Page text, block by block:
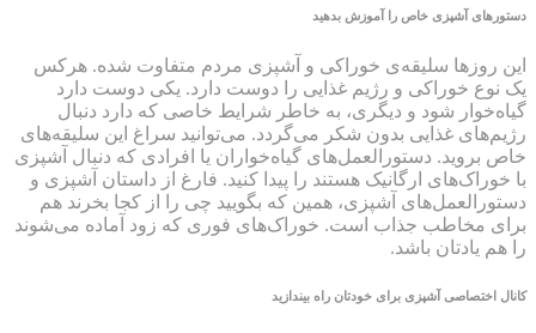
دستورهای آشپزی خاص را آموزش بدهید
این روزها سلیقه‌ی خوراکی و آشپزی مردم متفاوت شده. هرکس
یک نوع خوراکی و رژیم غذایی را دوست دارد. یکی دوست دارد
گیاه‌خوار شود و دیگری، به خاطر شرایط خاصی که دارد دنبال
رژیم‌های غذایی بدون شکر می‌گردد. می‌توانید سراغ این سلیقه‌های
خاص بروید. دستورالعمل‌های گیاه‌خواران یا افرادی که دنبال آشپزی
با خوراک‌های ارگانیک هستند را پیدا کنید. فارغ از داستان آشپزی و
دستورالعمل‌های آشپزی، همین که بگویید چی را از کجا بخرند هم
برای مخاطب جذاب است. خوراک‌های فوری که زود آماده می‌شوند
را هم یادتان باشد.
کانال اختصاصی آشپزی برای خودتان راه بیندازید